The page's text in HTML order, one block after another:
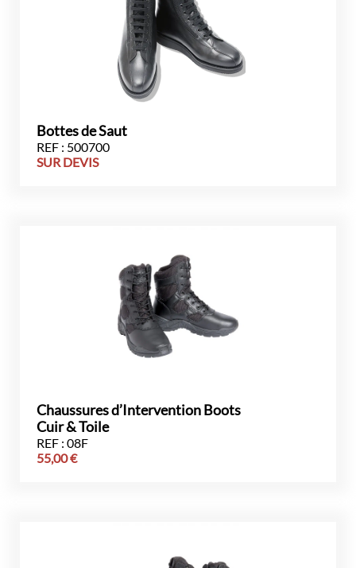
Bottes de Saut
REF : 500700
SUR DEVIS
Chaussures d’Intervention Boots
Cuir & Toile
REF : 08F
55,00€